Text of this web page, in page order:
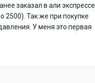
заказал в али экспрессе
2500). Так же при покупке
У меня это первая